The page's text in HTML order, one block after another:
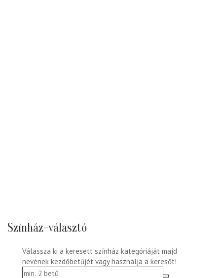
Színház-választó
Válassza ki a keresett színház kategóriáját majd
nevének kezdőbetűjét vagy használja a keresőt!